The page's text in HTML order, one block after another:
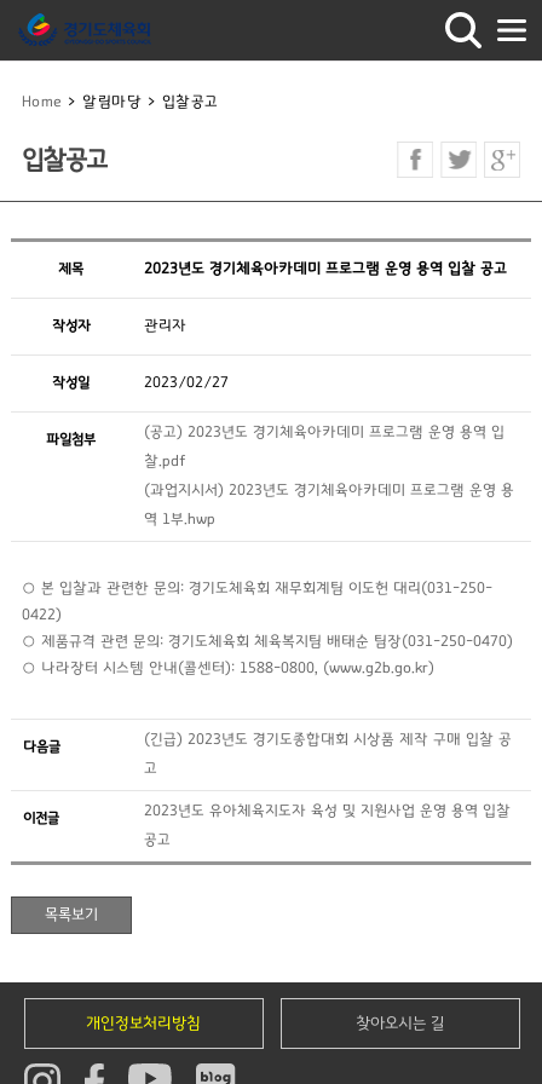
Home > 알림마당 > 입찰공고
입찰공고
제목 2023년도 경기체육아카데미 프로그램 운영 용역 입찰 공고
작성자 관리자
작성일 2023/02/27
파일첨부
(공고) 2023년도 경기체육아카데미 프로그램 운영 용역 입
찰.pdf
(과업지시서) 2023년도 경기체육아카데미 프로그램 운영 용
역 1부.hwp
○ 본 입찰과 관련한 문의: 경기도체육회 재무회계팀 이도헌 대리(031-250-
0422)
○ 제품규격 관련 문의: 경기도체육회 체육복지팀 배태순 팀장(031-250-0470)
○ 나라장터 시스템 안내(콜센터): 1588-0800, (www.g2b.go.kr)
다음글
(긴급) 2023년도 경기도종합대회 시상품 제작 구매 입찰 공
고
이전글
2023년도 유아체육지도자 육성 및 지원사업 운영 용역 입찰
공고
개인정보처리방침 찾아오시는 길